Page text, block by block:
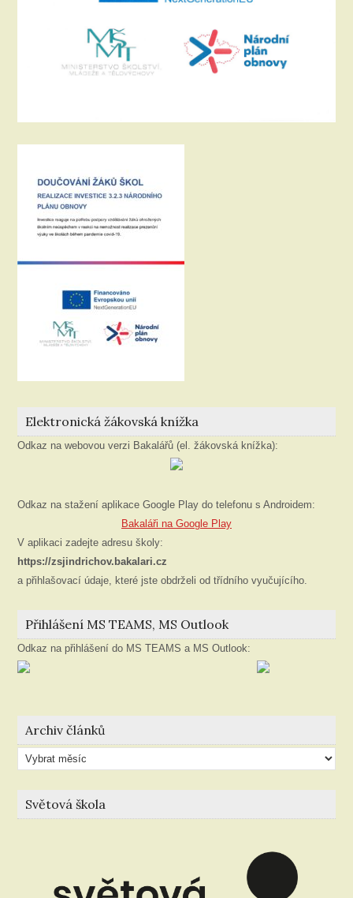
Elektronická žákovská knížka
Odkaz na webovou verzi Bakalářů (el. žákovská knížka):
Odkaz na stažení aplikace Google Play do telefonu s Androidem:
Bakaláři na Google Play
V aplikaci zadejte adresu školy:
https://zsjindrichov.bakalari.cz
a přihlašovací údaje, které jste obdrželi od třídního vyučujícího.
Přihlášení MS TEAMS, MS Outlook
Odkaz na přihlášení do MS TEAMS a MS Outlook:
Archiv článků
Archiv
článků
Světová škola